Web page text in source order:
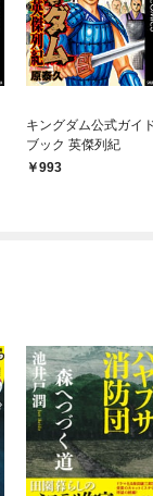
キングダム公式ガイ
ブック 英傑列紀
993